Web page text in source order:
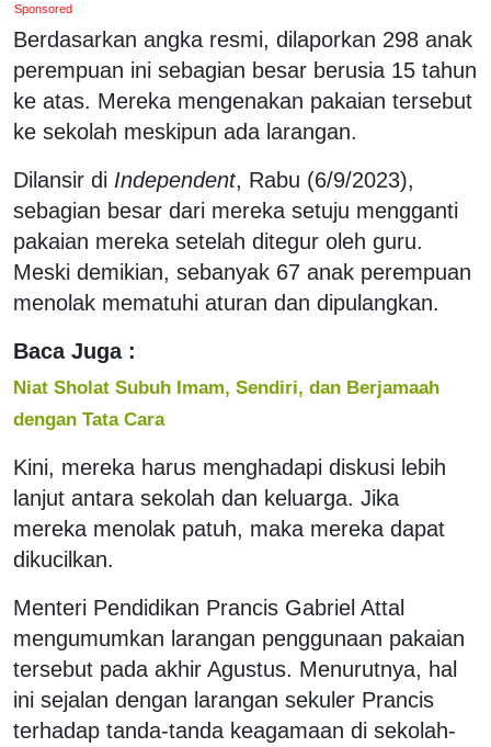
Sponsored
Berdasarkan angka resmi, dilaporkan 298 anak
perempuan ini sebagian besar berusia 15 tahun
ke atas. Mereka mengenakan pakaian tersebut
ke sekolah meskipun ada larangan.
Dilansir di Independent, Rabu (6/9/2023),
sebagian besar dari mereka setuju mengganti
pakaian mereka setelah ditegur oleh guru.
Meski demikian, sebanyak 67 anak perempuan
menolak mematuhi aturan dan dipulangkan.
Baca Juga :
Niat Sholat Subuh Imam, Sendiri, dan Berjamaah
dengan Tata Cara
Kini, mereka harus menghadapi diskusi lebih
lanjut antara sekolah dan keluarga. Jika
mereka menolak patuh, maka mereka dapat
dikucilkan.
Menteri Pendidikan Prancis Gabriel Attal
mengumumkan larangan penggunaan pakaian
tersebut pada akhir Agustus. Menurutnya, hal
ini sejalan dengan larangan sekuler Prancis
terhadap tanda-tanda keagamaan di sekolah-